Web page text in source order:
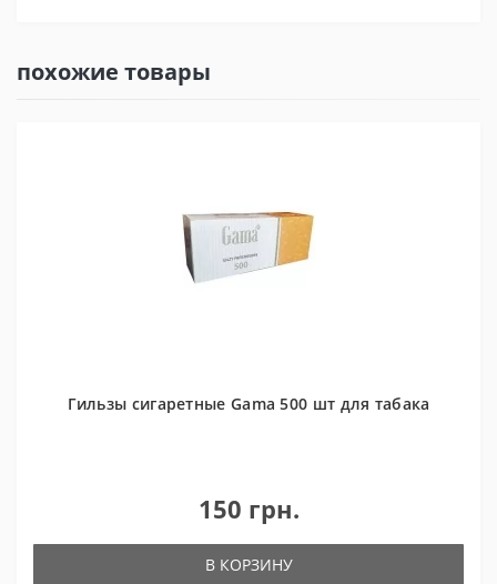
похожие товары
Гильзы сигаретные Gama 500 шт для табака
150 грн.
В КОРЗИНУ